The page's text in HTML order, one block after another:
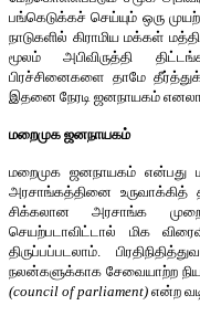
பங்கெடுக்கச் செய்யும் ஒரு
நாடுகளில் கிராமிய மக்கள்
மூலம் அபிவிருத்தி
பிரச்சினைகளை தாமே
இதனை நேரடி ஜனநாயகம்
மறைமுக ஜனநாயகம்
மறைமுக ஜனநாயகம் என்பது
அரசாங்கத்தினை
சிக்கலான அரசாங்க
செயற்படாவிட்டால் மிக
திருப்பப்படலாம்.
நலன்களுக்காக சேவையாற்ற
(council of parliament) என்ற